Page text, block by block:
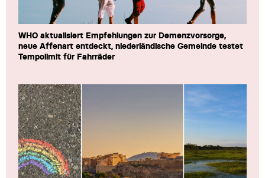
WHO aktualisiert Empfehlungen zur Demenzvorsorge,
neue Affenart entdeckt, niederländische Gemeinde testet
Tempolimit für Fahrräder